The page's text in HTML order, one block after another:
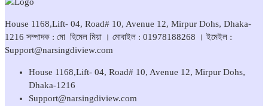
House 1168,Lift- 04, Road# 10, Avenue 12, Mirpur Dohs, Dhaka-
1216 সম্পাদক : মো হিমেল মিয়া । মোবাইল : 01978188268 । ইমেইল :
Support@narsingdiview.com
House 1168,Lift- 04, Road# 10, Avenue 12, Mirpur Dohs,
Dhaka-1216
Support@narsingdiview.com